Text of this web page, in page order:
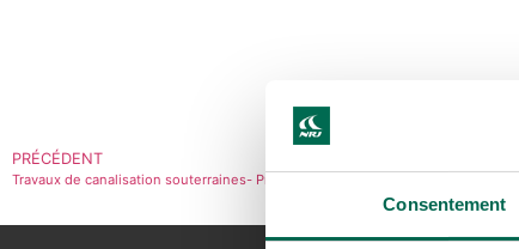
Consentement
PRÉCÉDENT
Travaux de canalisation souterraines- Projet Molson – Montérégie/Longueuil